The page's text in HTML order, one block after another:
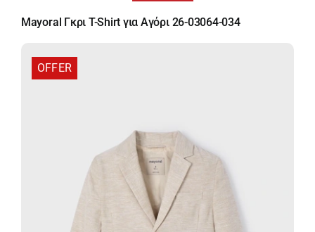
price
was:
τρέχουσα
τιμή
10,40 €.
Mayoral Γκρι T-Shirt για Αγόρι 26-03064-034
OFFER